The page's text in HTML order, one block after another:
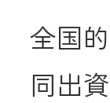
食
全国
同出